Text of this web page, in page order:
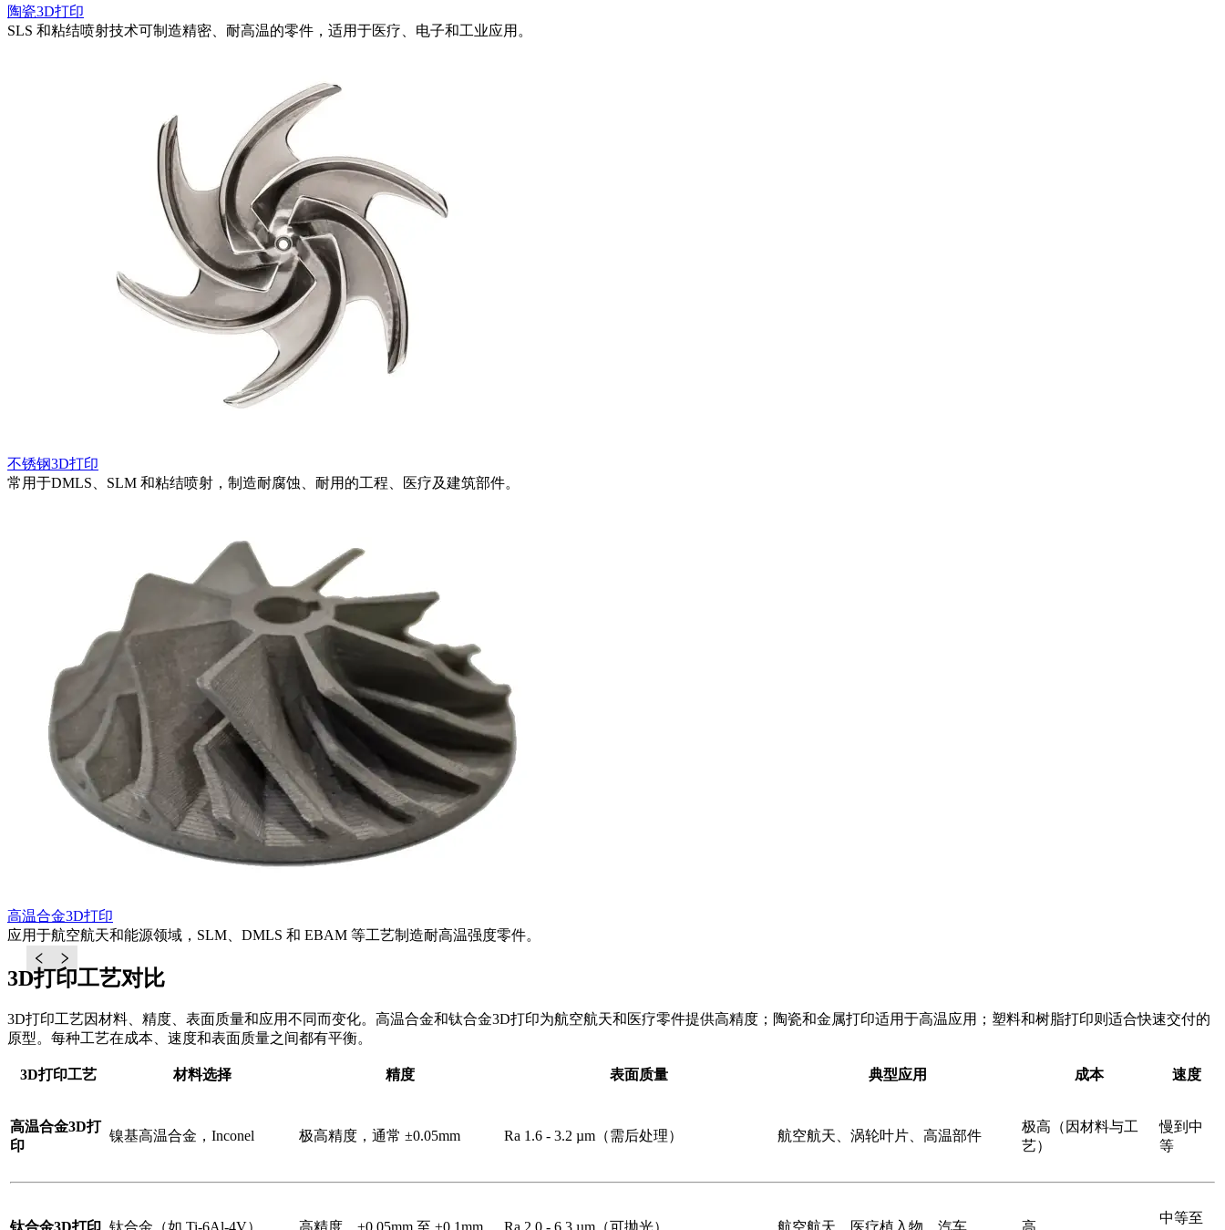
陶瓷3D打印
SLS 和粘结喷射技术可制造精密、耐高温的零件，适用于医疗、电子和工业应用。
不锈钢3D打印
常用于DMLS、SLM 和粘结喷射，制造耐腐蚀、耐用的工程、医疗及建筑部件。
高温合金3D打印
应用于航空航天和能源领域，SLM、DMLS 和 EBAM 等工艺制造耐高温强度零件。
3D打印工艺对比
3D打印工艺因材料、精度、表面质量和应用不同而变化。高温合金和钛合金3D打印为航空航天和医疗零件提供高精度；陶瓷和金属打印适用于高温应用；塑料和树脂打印则适合快速交付的
原型。每种工艺在成本、速度和表面质量之间都有平衡。
3D打印工艺 材料选择 精度 表面质量 典型应用 成本 速度
高温合金3D打
印
镍基高温合金，Inconel 极高精度，通常 ±0.05mm Ra 1.6 - 3.2 µm（需后处理） 航空航天、涡轮叶片、高温部件
极高（因材料与工
艺）
慢到中
等
中等至